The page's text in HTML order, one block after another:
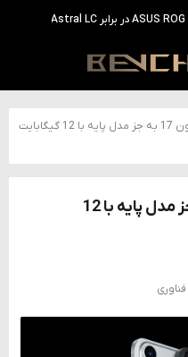
تمام مدل‌های آیفون 17 به جز مدل پایه با 12 گیگابایت
تمام مدل‌های آیفون 17 به جز مدل پایه با 12
فناوری